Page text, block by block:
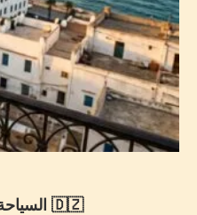
🇩🇿 السياحة في الجزائر 2026: بلد مظلوم سياحيًا وهتندم إنك مأجل زيارته